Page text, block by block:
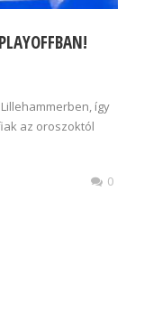
így
az oroszoktól
0